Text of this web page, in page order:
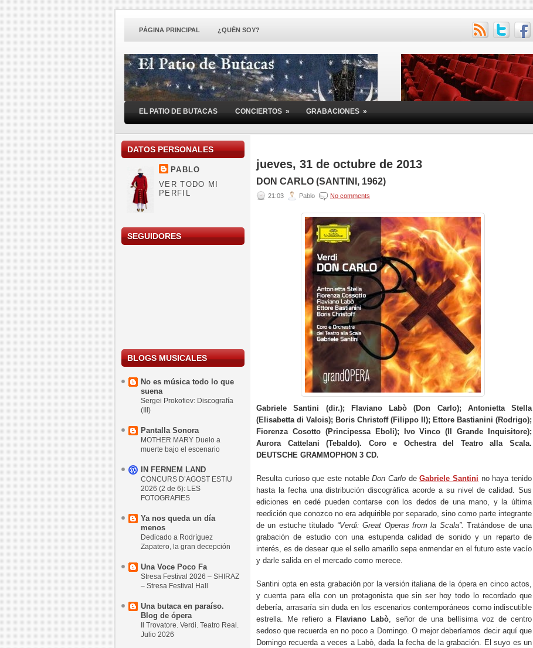
PÁGINA PRINCIPAL ¿QUÉN SOY?
EL PATIO DE BUTACAS CONCIERTOS » GRABACIONES »
DATOS PERSONALES
PABLO
VER TODO MI
PERFIL
SEGUIDORES
BLOGS MUSICALES
No es música todo lo que
suena
Sergei Prokofiev: Discografía
(III)
Pantalla Sonora
MOTHER MARY Duelo a
muerte bajo el escenario
IN FERNEM LAND
CONCURS D’AGOST ESTIU
2026 (2 de 6): LES
FOTOGRAFIES
Ya nos queda un día
menos
Dedicado a Rodríguez
Zapatero, la gran decepción
Una Voce Poco Fa
Stresa Festival 2026 – SHIRAZ
– Stresa Festival Hall
Una butaca en paraíso.
Blog de ópera
Il Trovatore. Verdi. Teatro Real.
Julio 2026
jueves, 31 de octubre de 2013
DON CARLO (SANTINI, 1962)
21:03 Pablo No comments
Gabriele Santini (dir.); Flaviano Labò (Don Carlo); Antonietta Stella
(Elisabetta di Valois); Boris Christoff (Filippo II); Ettore Bastianini (Rodrigo);
Fiorenza Cosotto (Principessa Eboli); Ivo Vinco (Il Grande Inquisitore);
Aurora Cattelani (Tebaldo). Coro e Ochestra del Teatro alla Scala.
DEUTSCHE GRAMMOPHON 3 CD.
Resulta curioso que este notableDon Carlo deGabriele Santini no haya tenido
hasta la fecha una distribución discográfica acorde a su nivel de calidad. Sus
ediciones en cedé pueden contarse con los dedos de una mano, y la última
reedición que conozco no era adquirible por separado, sino como parte integrante
de un estuche titulado “Verdi: Great Operas from la Scala”. Tratándose de una
grabación de estudio con una estupenda calidad de sonido y un reparto de
interés, es de desear que el sello amarillo sepa enmendar en el futuro este vacío
y darle salida en el mercado como merece.
Santini opta en esta grabación por la versión italiana de la ópera en cinco actos,
y cuenta para ella con un protagonista que sin ser hoy todo lo recordado que
debería, arrasaría sin duda en los escenarios contemporáneos como indiscutible
estrella. Me refiero a Flaviano Labò, señor de una bellísima voz de centro
sedoso que recuerda en no poco a Domingo. O mejor deberíamos decir aquí que
Domingo recuerda a veces a Labò, dada la fecha de la grabación. El suyo es un